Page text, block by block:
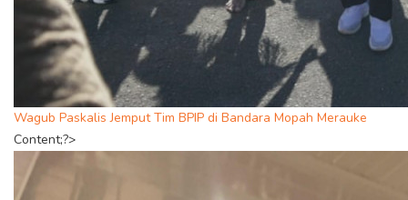
Wagub Paskalis Jemput Tim BPIP di Bandara Mopah Merauke
Content;?>